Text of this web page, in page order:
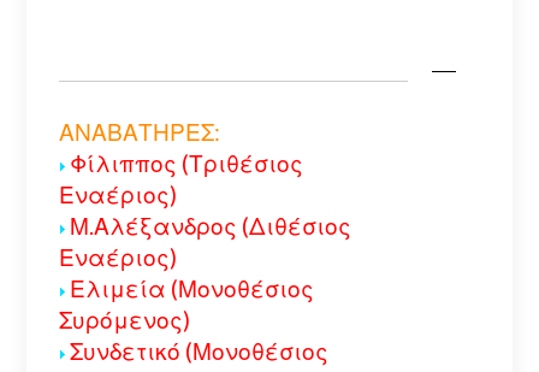
ΑΝΑΒΑΤΗΡΕΣ:
Φίλιππος (Τριθέσιος
Εναέριος)
Μ.Αλέξανδρος (Διθέσιος
Εναέριος)
Ελιμεία (Μονοθέσιος
Συρόμενος)
Συνδετικό (Μονοθέσιος